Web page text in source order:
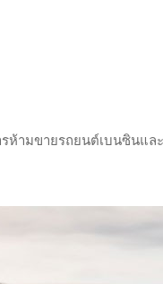
ห้ามขายรถยนต์เบนซินแ